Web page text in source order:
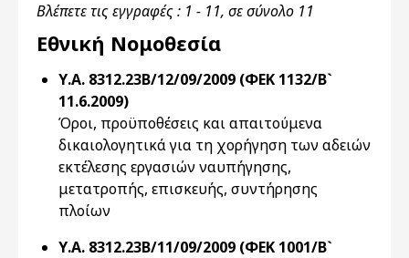
Βλέπετε τις εγγραφές : 1 - 11, σε σύνολο 11
Εθνική Νομοθεσία
Υ.Α. 8312.23Β/12/09/2009 (ΦΕΚ 1132/Β`
11.6.2009)
Όροι, προϋποθέσεις και απαιτούμενα
δικαιολογητικά για τη χορήγηση των αδειών
εκτέλεσης εργασιών ναυπήγησης,
μετατροπής, επισκευής, συντήρησης
πλοίων
Υ.Α. 8312.23Β/11/09/2009 (ΦΕΚ 1001/Β`